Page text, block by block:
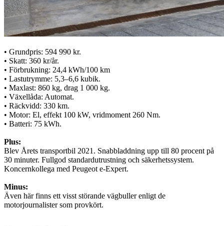
• Grundpris: 594 990 kr.
• Skatt: 360 kr/år.
• Förbrukning: 24,4 kWh/100 km
• Lastutrymme: 5,3–6,6 kubik.
• Maxlast: 860 kg, drag 1 000 kg.
• Växellåda: Automat.
• Räckvidd: 330 km.
• Motor: El, effekt 100 kW, vridmoment 260 Nm.
• Batteri: 75 kWh.
Plus:
Blev Årets transportbil 2021. Snabbladdning upp till 80 procent på
30 minuter. Fullgod standardutrustning och säkerhetssystem.
Koncernkollega med Peugeot e-Expert.
Minus:
Även här finns ett visst störande vägbuller enligt de
motorjournalister som provkört.